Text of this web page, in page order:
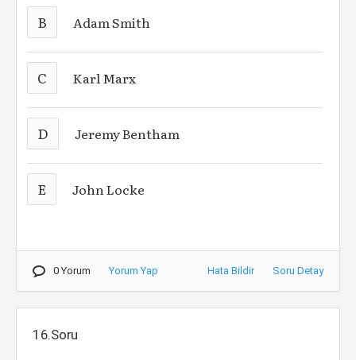
B Adam Smith
C Karl Marx
D Jeremy Bentham
E John Locke
0 Yorum Yorum Yap Hata Bildir Soru Detay
16.Soru